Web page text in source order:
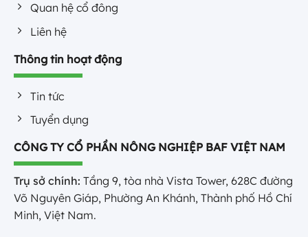
Quan hệ cổ đông
Liên hệ
Thông tin hoạt động
Tin tức
Tuyển dụng
CÔNG TY CỔ PHẦN NÔNG NGHIỆP BAF VIỆT NAM
Trụ sở chính: Tầng 9, tòa nhà Vista Tower, 628C đường
Võ Nguyên Giáp, Phường An Khánh, Thành phố Hồ Chí
Minh, Việt Nam.